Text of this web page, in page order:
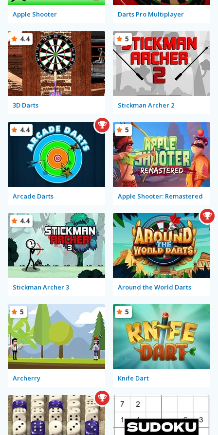
Apple Shooter Darts Pro Multiplayer
3D Darts
4.4
Stickman Archer 2
5
Arcade Darts
4.4
Apple Shooter: Remastered
5
Stickman Archer 3
4.4
Around the World Darts
Archerry
5
Knife Dart
5